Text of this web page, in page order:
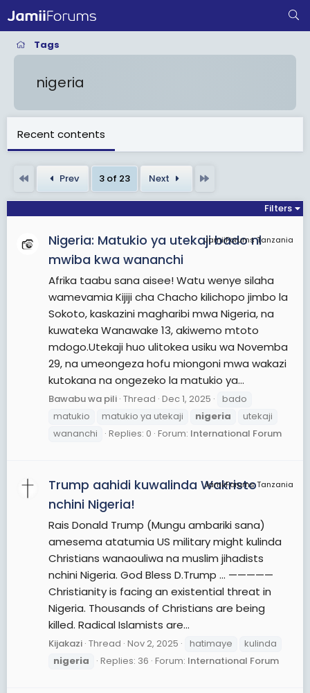
Tags
nigeria
Recent contents
Prev 3 of 23 Next
Filters
JamiiForums Tanzania
Nigeria: Matukio ya utekaji bado ni
mwiba kwa wananchi
Afrika taabu sana aisee! Watu wenye silaha
wamevamia Kijiji cha Chacho kilichopo jimbo la
Sokoto, kaskazini magharibi mwa Nigeria, na
kuwateka Wanawake 13, akiwemo mtoto
mdogo.Utekaji huo ulitokea usiku wa Novemba
29, na umeongeza hofu miongoni mwa wakazi
kutokana na ongezeko la matukio ya...
Bawabu wa pili Thread Dec 1, 2025
bado
matukio
matukio ya utekaji nigeria
utekaji
wananchi
Replies: 0 Forum: International Forum
JamiiForums Tanzania
Trump aahidi kuwalinda Wakristo
nchini Nigeria!
Rais Donald Trump (Mungu ambariki sana)
amesema atatumia US military might kulinda
Christians wanaouliwa na muslim jihadists
nchini Nigeria. God Bless D.Trump ... —————
Christianity is facing an existential threat in
Nigeria. Thousands of Christians are being
killed. Radical Islamists are...
Kijakazi Thread Nov 2, 2025 hatimaye
kulinda
nigeria
Replies: 36 Forum: International Forum